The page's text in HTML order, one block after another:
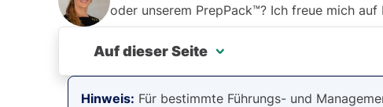
oder unserem PrepPack™? Ich freue mich auf
Auf dieser Seite
Der Online-Test von Lufthansa
Hinweis: Für bestimmte Führungs- und